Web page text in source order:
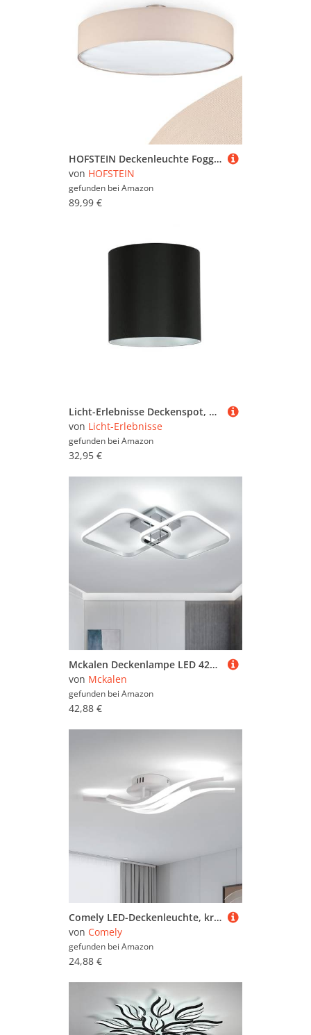
HOFSTEIN Deckenleuchte Foggia, Deckenlampe aus Metall/Stoff/Kunststoff in Nickel-matt/Beige/Weiß, runde Leuchte im Boho-Design (Ø 60 cm), E27, Esszimmer, Wohnzimmer, Schlafzimmer, Küche, Flur
von HOFSTEIN
gefunden bei Amazon
89,99 €
Licht-Erlebnisse Deckenspot, Aufbauspot GU10 Deckenlampe, Aufbaustrahler Schwarz, Silber, Metall, Deckenspot, Spotlight, H:12,5 cm, B:12,7 cm, Küche, Flur, Deckenleuchte Innen
von Licht-Erlebnisse
gefunden bei Amazon
32,95 €
Mckalen Deckenlampe LED 42W 4725LM, Modern LED Deckenleuchte Quadratisch,64cm Deckenlampe Wohnzimmer 6500K kaltweiß, Aluminium Lampe Deckenbeleuchtung für Wohnzimmer Schlafzimmer Küche Flur
von Mckalen
gefunden bei Amazon
42,88 €
Comely LED-Deckenleuchte, kreative Wellenform-Deckenlampe, 24W, 2700lm, modernes Design, lang 520 mm, kaltweißes Licht 6500K, energieeffizient, einfache Montage für Wohnzimmer, Schlafzimmer, Küche
von Comely
gefunden bei Amazon
24,88 €